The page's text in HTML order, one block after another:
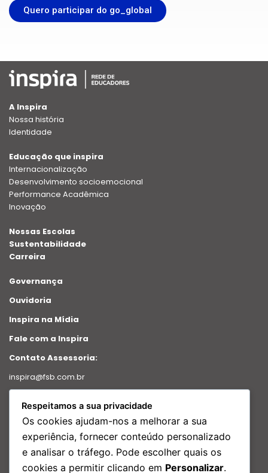
Quero participar do go_global
A Inspira
Nossa história
Identidade
Educação que inspira
Internacionalização
Desenvolvimento socioemocional
Performance Acadêmica
Inovação
Nossas Escolas
Sustentabilidade
Carreira
Governança
Ouvidoria
Inspira na Mídia
Fale com a Inspira
Contato Assessoria:
inspira@fsb.com.br
Intranet
Relatório de transparência
Redes Sociais
Respeitamos a sua privacidade
Os cookies ajudam-nos a melhorar a sua
experiência, fornecer conteúdo personalizado
e analisar o tráfego. Pode escolher quais os
cookies a permitir clicando em Personalizar.